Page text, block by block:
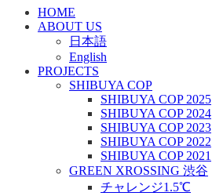
HOME
ABOUT US
日本語
English
PROJECTS
SHIBUYA COP
SHIBUYA COP 2025
SHIBUYA COP 2024
SHIBUYA COP 2023
SHIBUYA COP 2022
SHIBUYA COP 2021
GREEN XROSSING 渋谷
チャレンジ1.5℃